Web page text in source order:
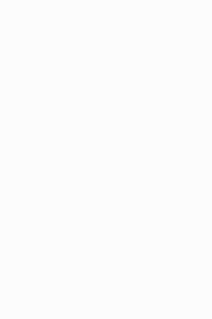
／￣￣￣￣
| 内緒に
| こいつで
￣￣∨￣￣
|
| ,. ￣
γ
| -
ヽ
／ |